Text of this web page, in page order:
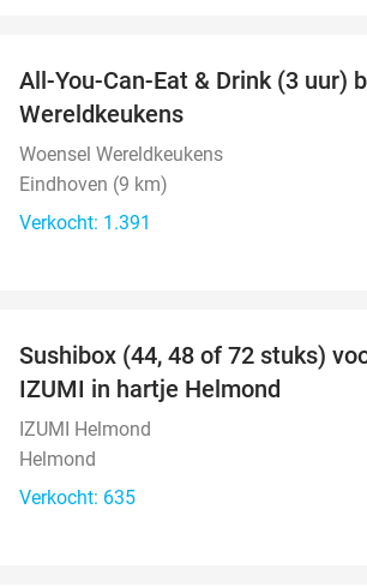
All-You-Can-Eat & Drink (3 uur)
Wereldkeukens
Woensel Wereldkeukens
Eindhoven (9 km)
Verkocht: 1.391
Sushibox (44, 48 of 72 stuks)
IZUMI in hartje Helmond
IZUMI Helmond
Helmond
Verkocht: 635